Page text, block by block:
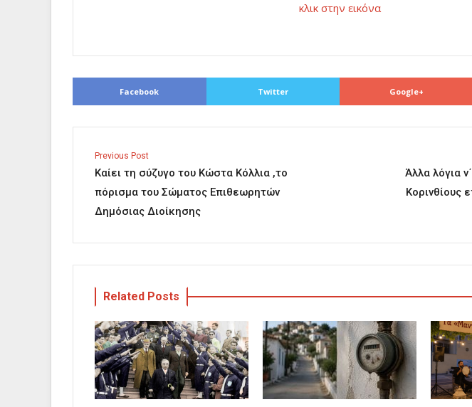
κλικ στην εικόνα
Facebook Twitter Google+
Previous Post
Καίει τη σύζυγο του Κώστα Κόλλια ,το
πόρισμα του Σώματος Επιθεωρητών
Δημόσιας Διοίκησης
Άλλα λόγια
Κορινθίους
Related Posts